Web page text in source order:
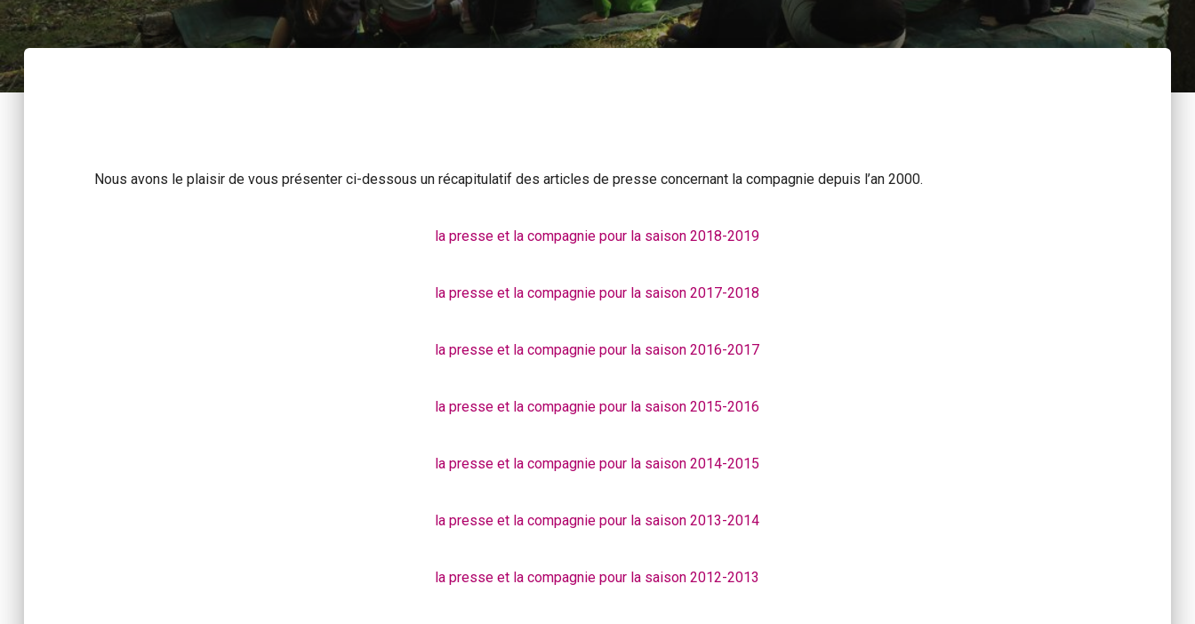
Nous avons le plaisir de vous présenter ci-dessous un récapitulatif des articles de presse concernant la compagnie depuis l’an 2000.
la presse et la compagnie pour la saison 2018-2019
la presse et la compagnie pour la saison 2017-2018
la presse et la compagnie pour la saison 2016-2017
la presse et la compagnie pour la saison 2015-2016
la presse et la compagnie pour la saison 2014-2015
la presse et la compagnie pour la saison 2013-2014
la presse et la compagnie pour la saison 2012-2013